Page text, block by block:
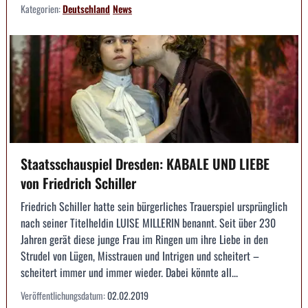
Kategorien:DeutschlandNews
Staatsschauspiel Dresden: KABALE UND LIEBE
von Friedrich Schiller
Friedrich Schiller hatte sein bürgerliches Trauerspiel ursprünglich
nach seiner Titelheldin LUISE MILLERIN benannt. Seit über 230
Jahren gerät diese junge Frau im Ringen um ihre Liebe in den
Strudel von Lügen, Misstrauen und Intrigen und scheitert –
scheitert immer und immer wieder. Dabei könnte all...
Veröffentlichungsdatum:02.02.2019